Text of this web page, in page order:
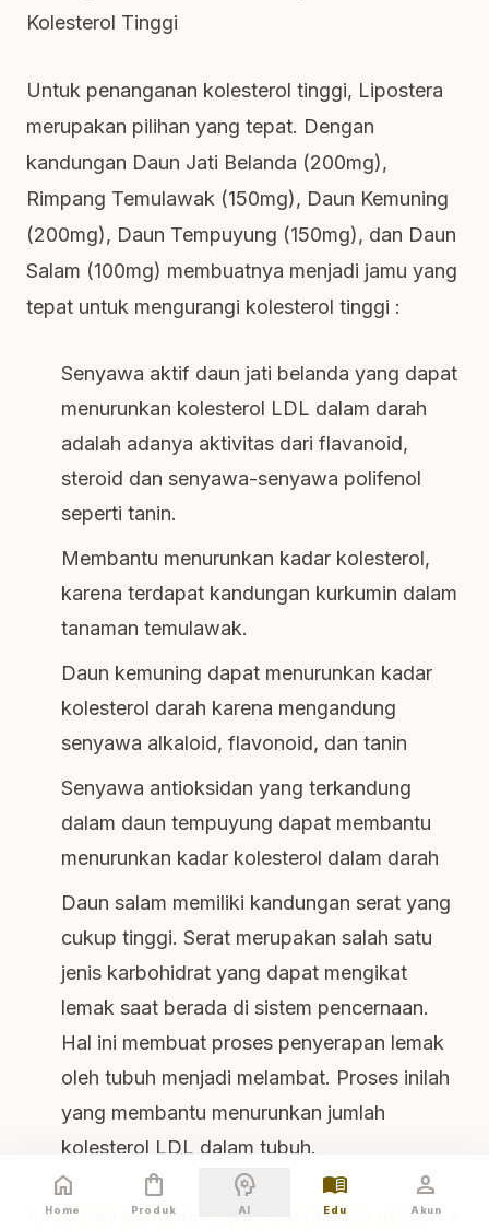
Kolesterol Tinggi
Untuk penanganan kolesterol tinggi, Lipostera
merupakan pilihan yang tepat. Dengan
kandungan Daun Jati Belanda (200mg),
Rimpang Temulawak (150mg), Daun Kemuning
(200mg), Daun Tempuyung (150mg), dan Daun
Salam (100mg) membuatnya menjadi jamu yang
tepat untuk mengurangi kolesterol tinggi :
Senyawa aktif daun jati belanda yang dapat
menurunkan kolesterol LDL dalam darah
adalah adanya aktivitas dari flavanoid,
steroid dan senyawa-senyawa polifenol
seperti tanin.
Membantu menurunkan kadar kolesterol,
karena terdapat kandungan kurkumin dalam
tanaman temulawak.
Daun kemuning dapat menurunkan kadar
kolesterol darah karena mengandung
senyawa alkaloid, flavonoid, dan tanin
Senyawa antioksidan yang terkandung
dalam daun tempuyung dapat membantu
menurunkan kadar kolesterol dalam darah
Daun salam memiliki kandungan serat yang
cukup tinggi. Serat merupakan salah satu
jenis karbohidrat yang dapat mengikat
lemak saat berada di sistem pencernaan.
Hal ini membuat proses penyerapan lemak
oleh tubuh menjadi melambat. Proses inilah
yang membantu menurunkan jumlah
kolesterol LDL dalam tubuh.
Anda bisa konsumsi Lipostera dengan dosis 3 x
home
Home
shopping_bag
Produk
psychology
AI
menu_book
Edu
person
Akun